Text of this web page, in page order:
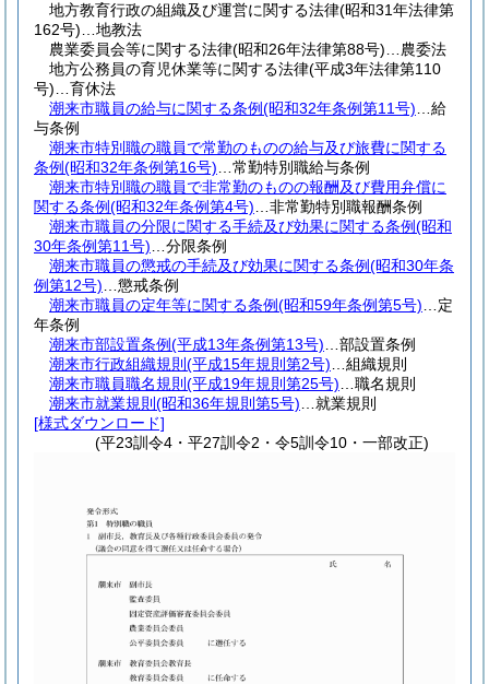
地方教育行政の組織及び運営に関する法律(昭和31年法律第
162号) …地教法
農業委員会等に関する法律(昭和26年法律第88号) …農委法
地方公務員の育児休業等に関する法律(平成3年法律第110
号) …育休法
潮来市職員の給与に関する条例(昭和32年条例第11号) …給
与条例
潮来市特別職の職員で常勤のものの給与及び旅費に関する
条例(昭和32年条例第16号) …常勤特別職給与条例
潮来市特別職の職員で非常勤のものの報酬及び費用弁償に
関する条例(昭和32年条例第4号) …非常勤特別職報酬条例
潮来市職員の分限に関する手続及び効果に関する条例(昭和
30年条例第11号) …分限条例
潮来市職員の懲戒の手続及び効果に関する条例(昭和30年条
例第12号) …懲戒条例
潮来市職員の定年等に関する条例(昭和59年条例第5号) …定
年条例
潮来市部設置条例(平成13年条例第13号) …部設置条例
潮来市行政組織規則 (平成15年規則第2号) …組織規則
潮来市職員職名規則 (平成19年規則第25号) …職名規則
潮来市就業規則 (昭和36年規則第5号) …就業規則
[様式ダウンロード]
(平23訓令4・平27訓令2・令5訓令10・一部改正)